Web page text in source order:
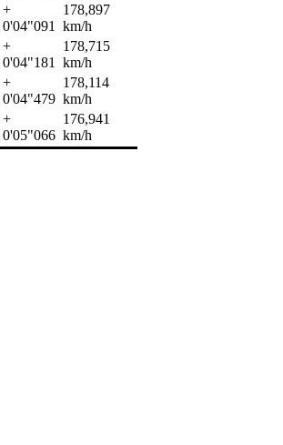
+
0'04"091
178,897
km/h
+
0'04"181
178,715
km/h
+
0'04"479
178,114
km/h
+
0'05"066
176,941
km/h